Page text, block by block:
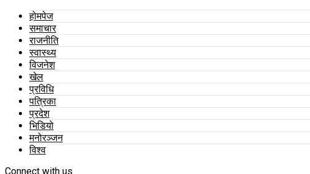
होमपेज
समाचार
राजनीति
स्वास्थ्य
विजनेश
खेल
प्रविधि
पत्रिका
प्रदेश
भिडियो
मनोरञ्जन
विश्व
Connect with us